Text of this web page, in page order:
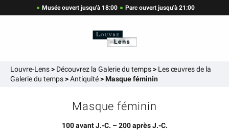
Musée ouvert jusqu'à 18:00 Parc ouvert jusqu'à 21:00
Louvre-Lens> Découvrez la Galerie du temps> Les œuvres de la
Galerie du temps>Antiquité>Masque féminin
Masque féminin
100 avant J.-C. – 200 après J.-C.